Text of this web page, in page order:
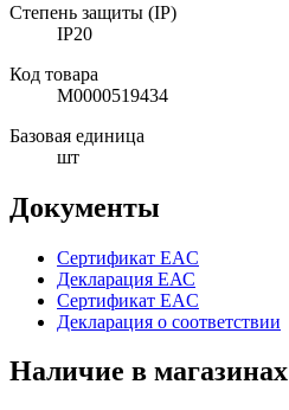
Степень защиты (IP)
IP20
Код товара
М0000519434
Базовая единица
шт
Документы
Сертификат EAC
Декларация ЕАС
Сертификат EAC
Декларация о соответствии
Наличие в магазинах